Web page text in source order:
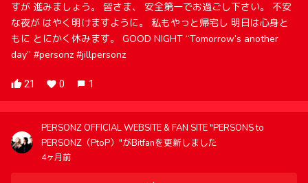
すが 進みましょう。 皆さま、 安全第一でお過ごし下さい。 不安
な夜が はやく明けますように。 私もやっと帰宅し 明日は心身と
もに とにかく休みます。 GOOD NIGHT “Tomorrow’s another
day” #personz #jillpersonz
21 0 1
PERSONZ OFFICIAL WEBSITE & FAN SITE "PERSONS to
PERSONZ（PtoP）"がBitfanを更新しました
4ヶ月前